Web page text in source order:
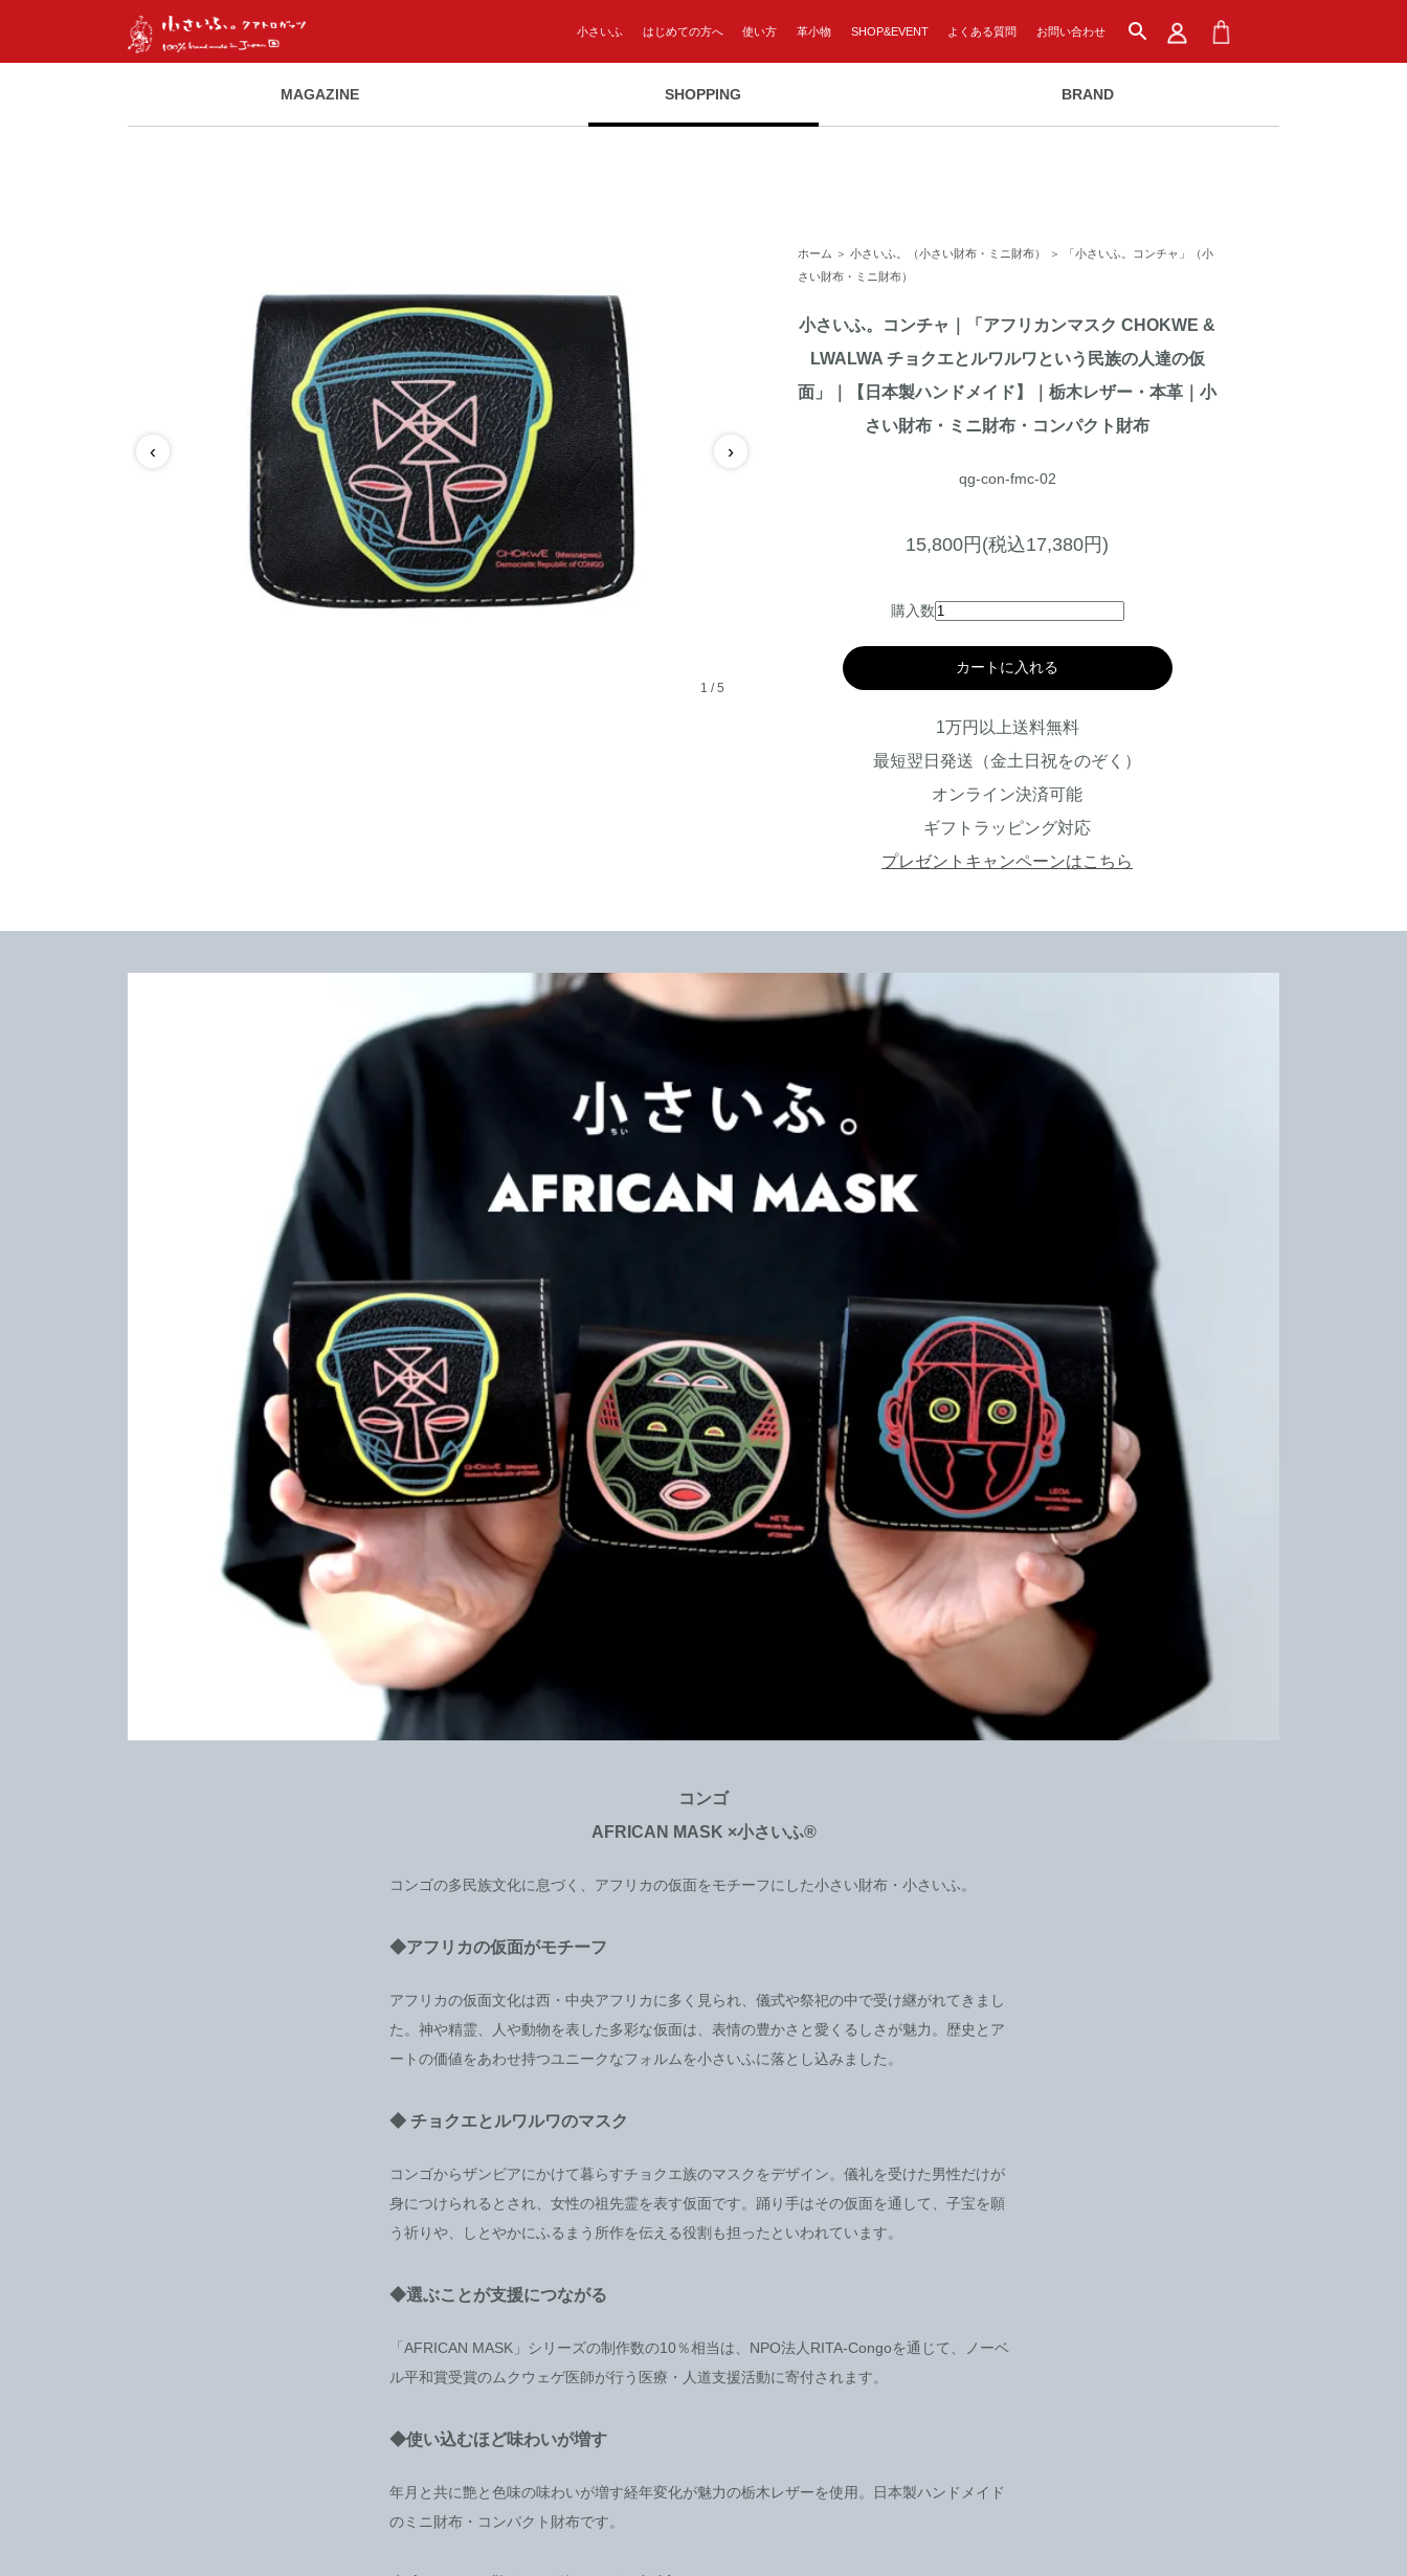
小さいふ はじめての方へ 使い方 革小物 SHOP&EVENT よくある質問 お問い合わせ search
MAGAZINE SHOPPING BRAND
‹ ›
1 /5
ホーム ＞ 小さいふ。（小さい財布・ミニ財布） ＞
「小さいふ。コンチャ」（小
さい財布・ミニ財布）
小さいふ。コンチャ｜「アフリカンマスク CHOKWE &
LWALWA チョクエとルワルワという民族の人達の仮
面」｜【日本製ハンドメイド】｜栃木レザー・本革｜小
さい財布・ミニ財布・コンパクト財布
qg-con-fmc-02
15,800円(税込17,380円)
購入数
カートに入れる
1万円以上送料無料
最短翌日発送（金土日祝をのぞく）
オンライン決済可能
ギフトラッピング対応
プレゼントキャンペーンはこちら
コンゴ
AFRICAN MASK ×小さいふ®
コンゴの多民族文化に息づく、アフリカの仮面をモチーフにした小さい財布・小さいふ。
◆アフリカの仮面がモチーフ
アフリカの仮面文化は西・中央アフリカに多く見られ、儀式や祭祀の中で受け継がれてきまし
た。神や精霊、人や動物を表した多彩な仮面は、表情の豊かさと愛くるしさが魅力。歴史とア
ートの価値をあわせ持つユニークなフォルムを小さいふに落とし込みました。
◆ チョクエとルワルワのマスク
コンゴからザンビアにかけて暮らすチョクエ族のマスクをデザイン。儀礼を受けた男性だけが
身につけられるとされ、女性の祖先霊を表す仮面です。踊り手はその仮面を通して、子宝を願
う祈りや、しとやかにふるまう所作を伝える役割も担ったといわれています。
◆選ぶことが支援につながる
「AFRICAN MASK」シリーズの制作数の10％相当は、NPO法人RITA-Congoを通じて、ノーベ
ル平和賞受賞のムクウェゲ医師が行う医療・人道支援活動に寄付されます。
◆使い込むほど味わいが増す
年月と共に艶と色味の味わいが増す経年変化が魅力の栃木レザーを使用。日本製ハンドメイド
のミニ財布・コンパクト財布です。